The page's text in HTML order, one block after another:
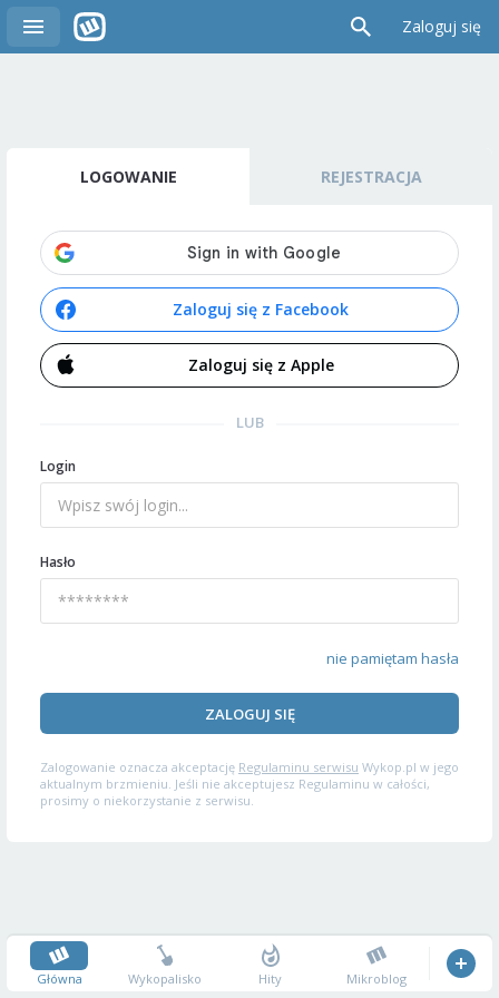
Zaloguj się
LOGOWANIE REJESTRACJA
Zaloguj się z Facebook
Zaloguj się z Apple
LUB
Login
Hasło
nie pamiętam hasła
ZALOGUJ SIĘ
Zalogowanie oznacza akceptację Regulaminu serwisu Wykop.pl w jego
aktualnym brzmieniu. Jeśli nie akceptujesz Regulaminu w całości,
prosimy o niekorzystanie z serwisu.
Główna Wykopalisko Hity Mikroblog